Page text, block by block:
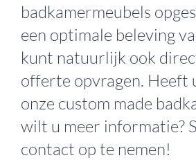
badkamermeubels
een optimale beleving
kunt natuurlijk ook
offerte opvragen. Heeft
onze custom made
wilt u meer informatie?
contact op te nemen!